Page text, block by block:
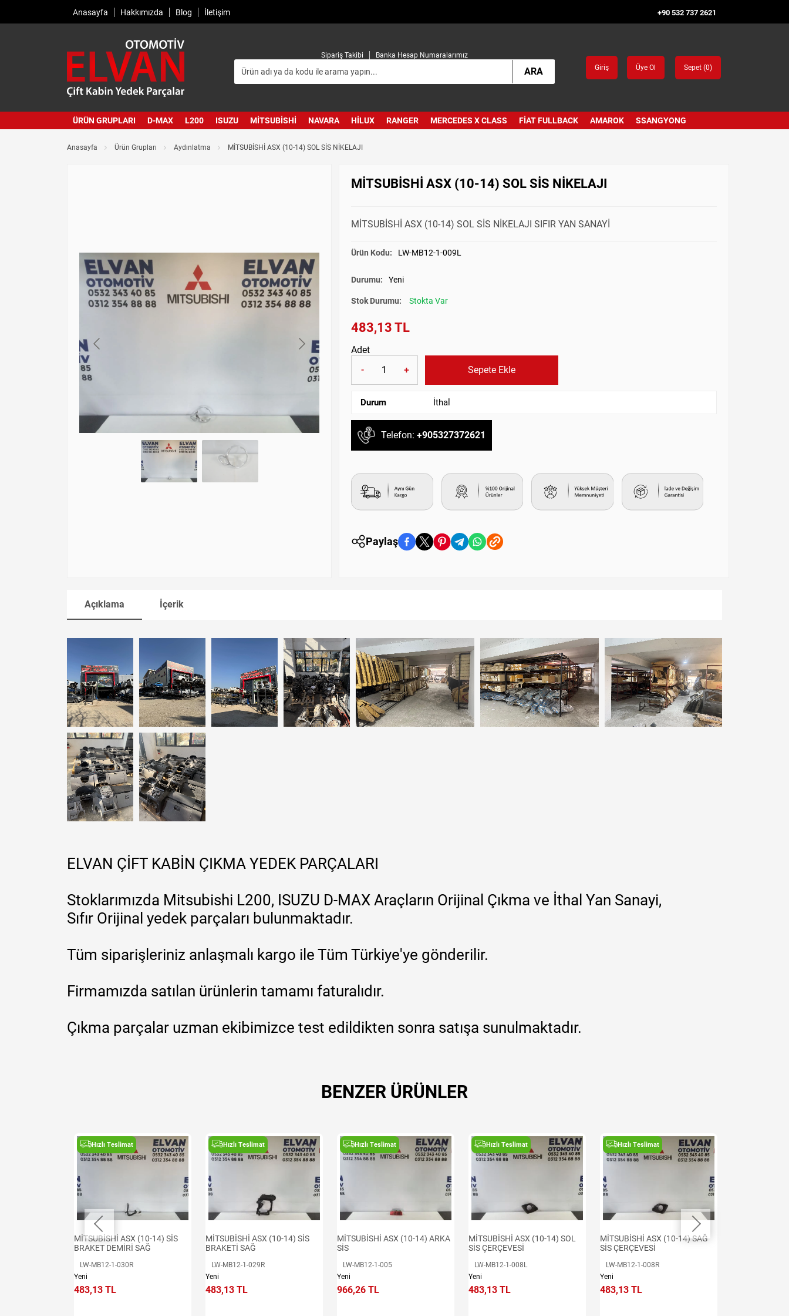
Anasayfa Hakkımızda Blog İletişim +90 532 737 2621
Sipariş Takibi Banka Hesap Numaralarımız
ARA Giriş Üye Ol Sepet (0)
ÜRÜN GRUPLARI D-MAX L200 ISUZU MITSUBISHI NAVARA HILUX RANGER MERCEDES X CLASS FIAT FULLBACK AMAROK SSANGYONG
Anasayfa Ürün Grupları Aydınlatma MİTSUBİSHİ ASX (10-14) SOL SİS NİKELAJI
MİTSUBİSHİ ASX (10-14) SOL SİS NİKELAJI
MİTSUBİSHİ ASX (10-14) SOL SİS NİKELAJI SIFIR YAN SANAYİ
Ürün Kodu: LW-MB12-1-009L
Durumu: Yeni
Stok Durumu: Stokta Var
483,13 TL
Adet
-
+ Sepete Ekle
Durum İthal
Telefon: +905327372621
Paylaş
Açıklama İçerik
ELVAN ÇİFT KABİN ÇIKMA YEDEK PARÇALARI
Stoklarımızda Mitsubishi L200, ISUZU D-MAX Araçların Orijinal Çıkma ve İthal Yan Sanayi,
Sıfır Orijinal yedek parçaları bulunmaktadır.
Tüm siparişleriniz anlaşmalı kargo ile Tüm Türkiye'ye gönderilir.
Firmamızda satılan ürünlerin tamamı faturalıdır.
Çıkma parçalar uzman ekibimizce test edildikten sonra satışa sunulmaktadır.
BENZER ÜRÜNLER
Hızlı Teslimat
MİTSUBİSHİ ASX (10-14) SİS
BRAKET DEMİRİ SAĞ
LW-MB12-1-030R
Yeni
483,13 TL
Hızlı Teslimat
MİTSUBİSHİ ASX (10-14) SİS
BRAKETİ SAĞ
LW-MB12-1-029R
Yeni
483,13 TL
Hızlı Teslimat
MİTSUBİSHİ ASX (10-14) ARKA
SİS
LW-MB12-1-005
Yeni
966,26 TL
Hızlı Teslimat
MİTSUBİSHİ ASX (10-14) SOL
SİS ÇERÇEVESİ
LW-MB12-1-008L
Yeni
483,13 TL
Hızlı Teslimat
MİTSUBİSHİ ASX (10-14) SAĞ
SİS ÇERÇEVESİ
LW-MB12-1-008R
Yeni
483,13 TL